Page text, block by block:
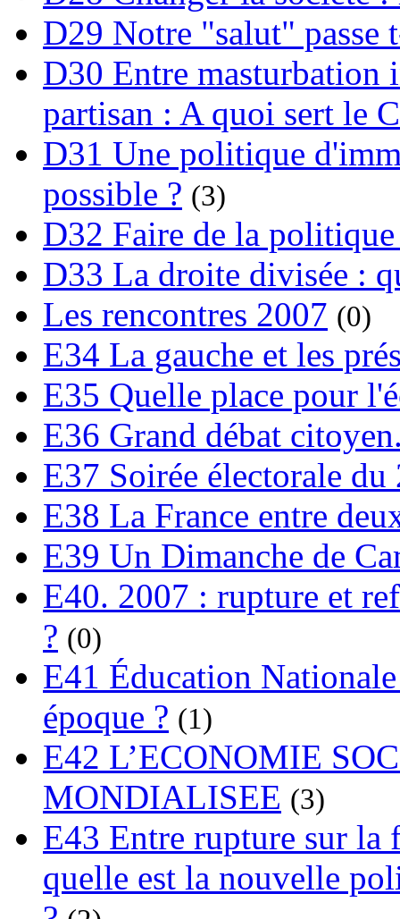
D29 Notre "salut" passe
D30 Entre masturbation
partisan : A quoi sert le
D31 Une politique
possible ? (3)
D32 Faire de la
D33 La droite divisée :
Les rencontres 2007 (0)
E34 La gauche et les
E35 Quelle place pour
E36 Grand débat
E37 Soirée électorale
E38 La France entre
E39 Un Dimanche de
E40. 2007 : rupture et
? (0)
E41 Éducation
époque ? (1)
E42 L’ECONOMIE
MONDIALISEE (3)
E43 Entre rupture sur
quelle est la nouvelle